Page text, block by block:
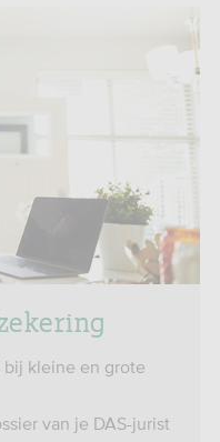
kleine en grote
van je DAS-jurist